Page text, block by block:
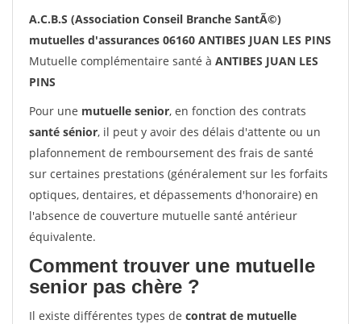
A.C.B.S (Association Conseil Branche SantÃ©)
mutuelles d'assurances 06160 ANTIBES JUAN LES PINS
Mutuelle complémentaire santé à ANTIBES JUAN LES
PINS
Pour une mutuelle senior, en fonction des contrats
santé sénior, il peut y avoir des délais d'attente ou un
plafonnement de remboursement des frais de santé
sur certaines prestations (généralement sur les forfaits
optiques, dentaires, et dépassements d'honoraire) en
l'absence de couverture mutuelle santé antérieur
équivalente.
Comment trouver une mutuelle
senior pas chère ?
Il existe différentes types de contrat de mutuelle